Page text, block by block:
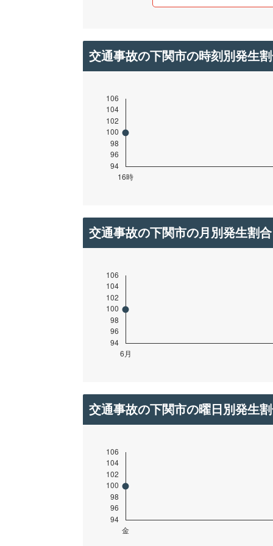
交通事故の下関市の時刻別発生
交通事故の下関市の月別発生割合
交通事故の下関市の曜日別発生